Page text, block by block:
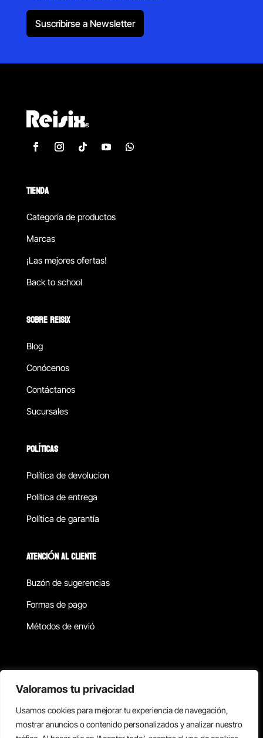
Valoramos tu privacidad
Usamos cookies para mejorar tu experiencia de navegación,
mostrar anuncios o contenido personalizados y analizar nuestro
Suscribirse a Newsletter
TIENDA
Categoría de productos
Marcas
¡Las mejores ofertas!
Back to school
SOBRE REISIX
Blog
Conócenos
Contáctanos
Sucursales
POLÍTICAS
Política de devolucion
Política de entrega
Política de garantía
ATENCIÓN AL CLIENTE
Buzón de sugerencias
Formas de pago
Métodos de envió
Copyright © 2026 Reisix. Todos los derechos reservados.